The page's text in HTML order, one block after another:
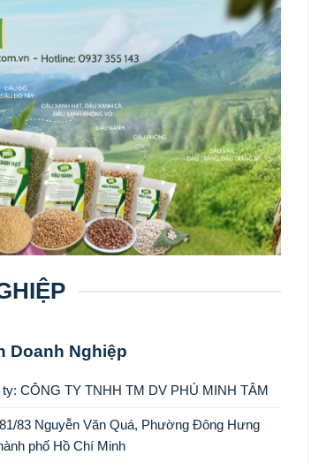
Doanh Nghiệp
ty: CÔNG TY TNHH TM DV PHÚ MINH TÂM
83 Nguyễn Văn Quá, Phường Đông Hưng
phố Hồ Chí Minh